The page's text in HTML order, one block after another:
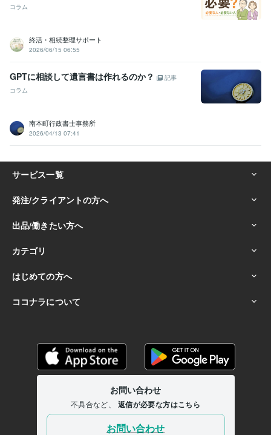
コラム
終活・相続整理サポート
2026/06/15 06:55
GPTに相談して遺言書は作れるのか？
記事
コラム
南本町行政書士事務所
2026/04/13 07:41